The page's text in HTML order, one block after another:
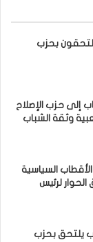
بحزب
إلى حزب الإصلاح
وثقة الشباب
السياسية
لرئيس
يلتحق بحزب